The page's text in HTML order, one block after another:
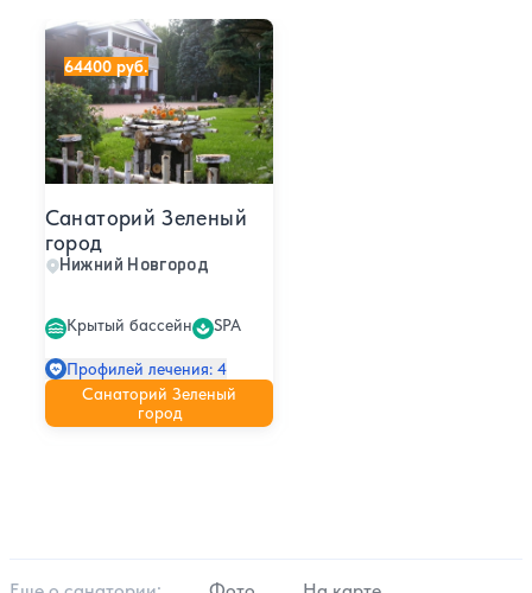
Санаторий Зеленый
город
Нижний Новгород
Крытый бассейн SPA
Профилей лечения: 4
Санаторий Зеленый
город
Санаторий Зеленый город
64400 руб.